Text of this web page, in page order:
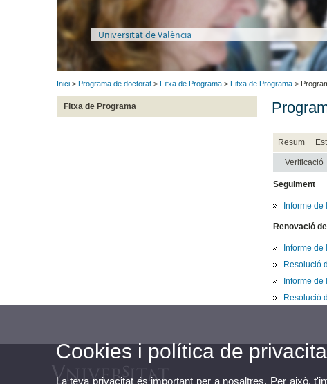
Universitat de València
Inici > Programa de doctorat > Fitxa de Programa > Fitxa de Programa >
Fitxa de Programa
Resum
Verificació
Seguiment
Informe de
Renovació
Informe de
Resolució
Informe de
Resolució
Cookies i política de
La teva privacitat és important per a nosaltres. Per això,